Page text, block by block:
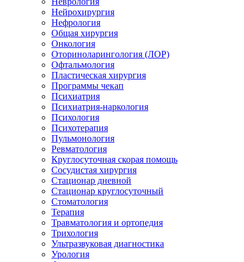
Нейрохирургия
Нефрология
Общая хирургия
Онкология
Оториноларингология (ЛОР)
Офтальмология
Пластическая хирургия
Программы чекап
Психиатрия
Психиатрия-наркология
Психология
Психотерапия
Пульмонология
Ревматология
Круглосуточная скорая помощь
Сосудистая хирургия
Стационар дневной
Стационар круглосуточный
Стоматология
Терапия
Травматология и ортопедия
Трихология
Ультразвуковая диагностика
Урология